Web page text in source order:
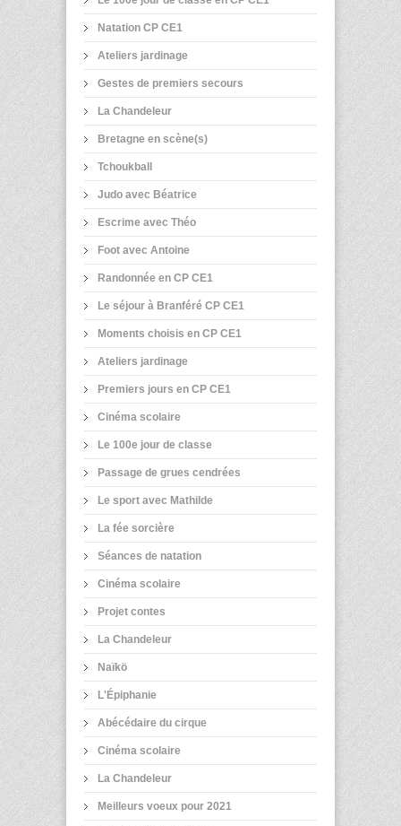
Natation CP CE1
Ateliers jardinage
Gestes de premiers secours
La Chandeleur
Bretagne en scène(s)
Tchoukball
Judo avec Béatrice
Escrime avec Théo
Foot avec Antoine
Randonnée en CP CE1
Le séjour à Branféré CP CE1
Moments choisis en CP CE1
Ateliers jardinage
Premiers jours en CP CE1
Cinéma scolaire
Le 100e jour de classe
Passage de grues cendrées
Le sport avec Mathilde
La fée sorcière
Séances de natation
Cinéma scolaire
Projet contes
La Chandeleur
Naïkö
L'Épiphanie
Abécédaire du cirque
Cinéma scolaire
La Chandeleur
Meilleurs voeux pour 2021